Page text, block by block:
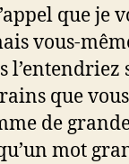
que je
vous-
que
de
mot